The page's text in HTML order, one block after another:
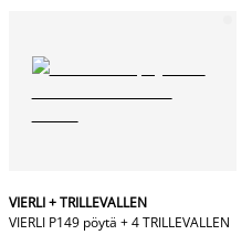
VIERLI + TRILLEVALLEN
VIERLI P149 pöytä + 4 TRILLEVALLEN